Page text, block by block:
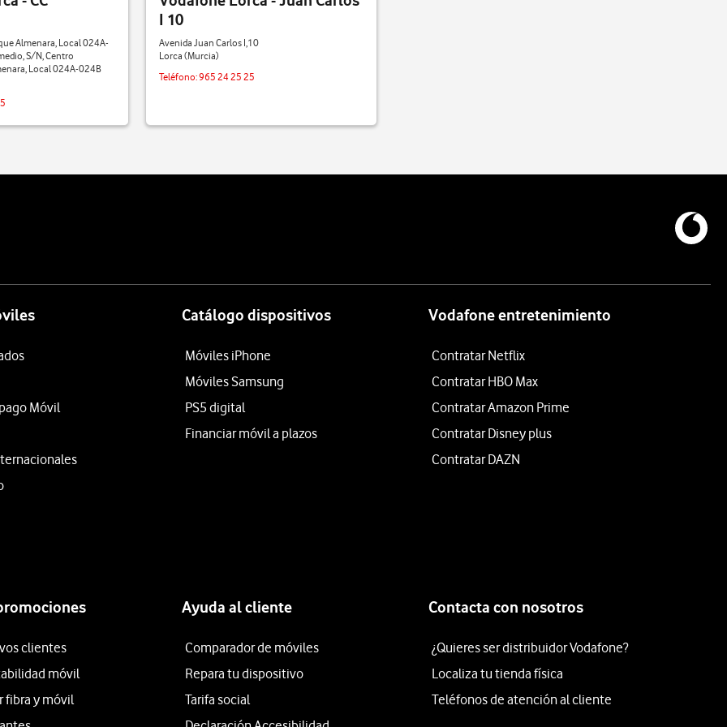
Almenara, Local 024A-
S/N, Centro
Local 024A-024B
I 10
Avenida Juan Carlos I,10
Lorca (Murcia)
Teléfono:965 24 25 25
Móvil
Catálogo dispositivos
Móviles iPhone
Móviles Samsung
PS5 digital
Financiar móvil a plazos
Vodafone entretenimiento
Contratar Netflix
Contratar HBO Max
Contratar Amazon Prime
Contratar Disney plus
Contratar DAZN
clientes
móvil
fibra y móvil
Ayuda al cliente
Comparador de móviles
Repara tu dispositivo
Tarifa social
Contacta con nosotros
¿Quieres ser distribuidor Vodafone?
Localiza tu tienda física
Teléfonos de atención al cliente